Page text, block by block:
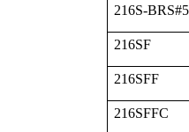
216S-
216SF
216SFF
216SFFC